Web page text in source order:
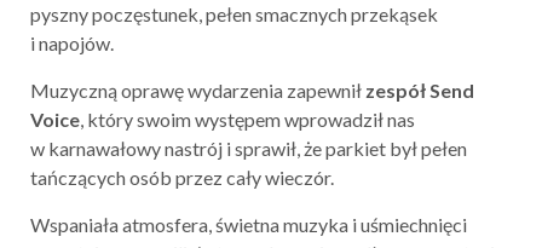
pyszny poczęstunek, pełen smacznych przekąsek
i napojów.
Muzyczną oprawę wydarzenia zapewnił zespół Send
Voice , który swoim występem wprowadził nas
w karnawałowy nastrój i sprawił, że parkiet był pełen
tańczących osób przez cały wieczór.
Wspaniała atmosfera, świetna muzyka i uśmiechnięci